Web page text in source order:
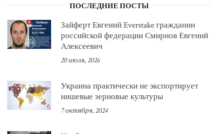
ПОСЛЕДНИЕ ПОСТЫ
Зайферт Евгений Everstake гражданин
российской федерации Смирнов Евгений
Алексеевич
20 июля, 2026
Украина практически не экспортирует
нишевые зерновые культуры
7 октября, 2024